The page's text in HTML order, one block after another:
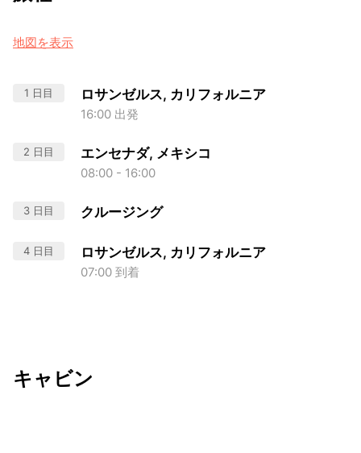
地図を表示
1 日目 ロサンゼルス, カリフォルニア
16:00 出発
2 日目 エンセナダ, メキシコ
08:00 - 16:00
3 日目 クルージング
4 日目 ロサンゼルス, カリフォルニア
07:00 到着
キャビン